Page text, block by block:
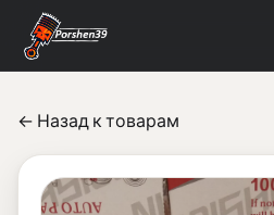
← Назад к товарам